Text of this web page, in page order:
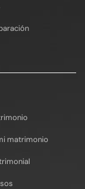
matrimonio